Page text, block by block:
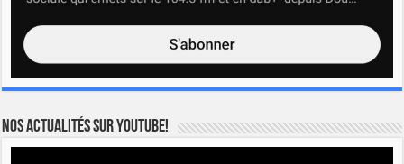
Nos actualités sur YOUTUBE!